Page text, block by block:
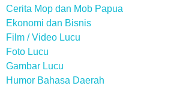
Cerita Mop dan Mob Papua
Ekonomi dan Bisnis
Film / Video Lucu
Foto Lucu
Gambar Lucu
Humor Bahasa Daerah